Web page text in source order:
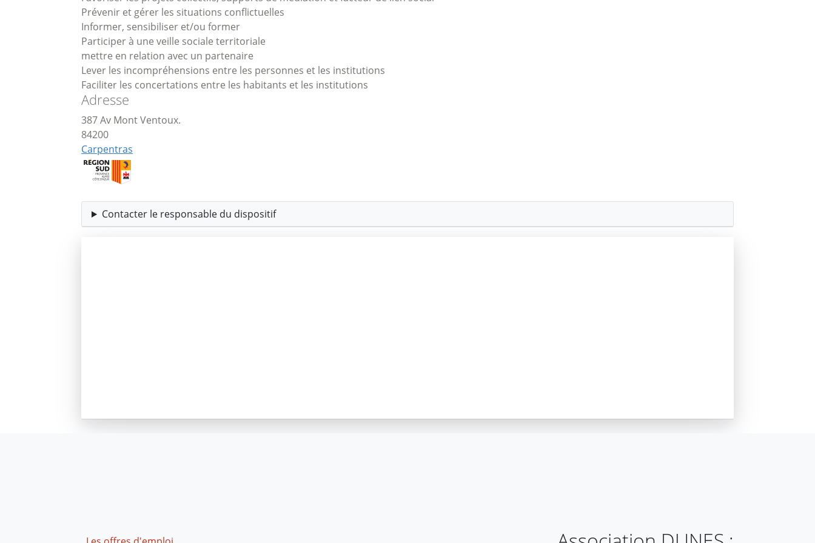
Prévenir et gérer les situations conflictuelles
Informer, sensibiliser et/ou former
Participer à une veille sociale territoriale
mettre en relation avec un partenaire
Lever les incompréhensions entre les personnes et les institutions
Faciliter les concertations entre les habitants et les institutions
Adresse
387 Av Mont Ventoux.
84200
Carpentras
Contacter le responsable du dispositif
Footer